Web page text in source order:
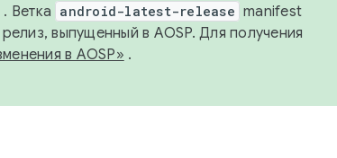
. Ветка android-latest-release manifest
выпущенный в AOSP. Для получения
в AOSP» .